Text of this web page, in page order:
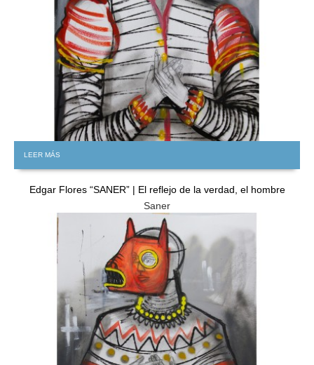
LEER MÁS
Edgar Flores “SANER” | El reflejo de la verdad, el hombre
Saner